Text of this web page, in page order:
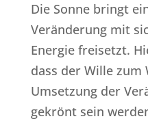
Die Sonne bringt
Veränderung mit
Energie freisetzt.
dass der Wille zum
Umsetzung der
gekrönt sein